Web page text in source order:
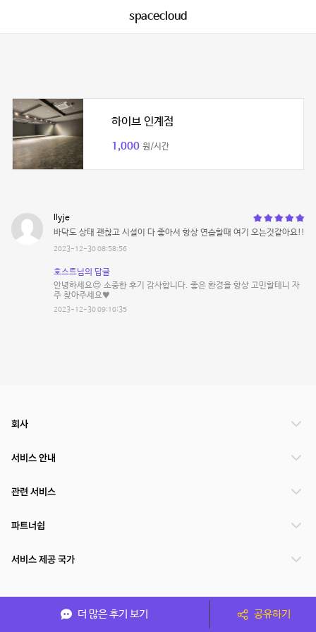
spacecloud
하이브 인계점
1,000 원/시간
llyje
바닥도 상태 괜찮고 시설이 다 좋아서 항상 연습할때 여기 오는것같아요!!
2023-12-30 08:58:56
호스트님의 답글
안녕하세요😍 소중한 후기 감사합니다. 좋은 환경을 항상 고민할테니 자
주 찾아주세요♥️
2023-12-30 09:10:35
더 많은 후기 보기 공유하기
회사
서비스 안내
관련 서비스
파트너쉽
서비스 제공 국가
(주)NSPACE 사업자정보